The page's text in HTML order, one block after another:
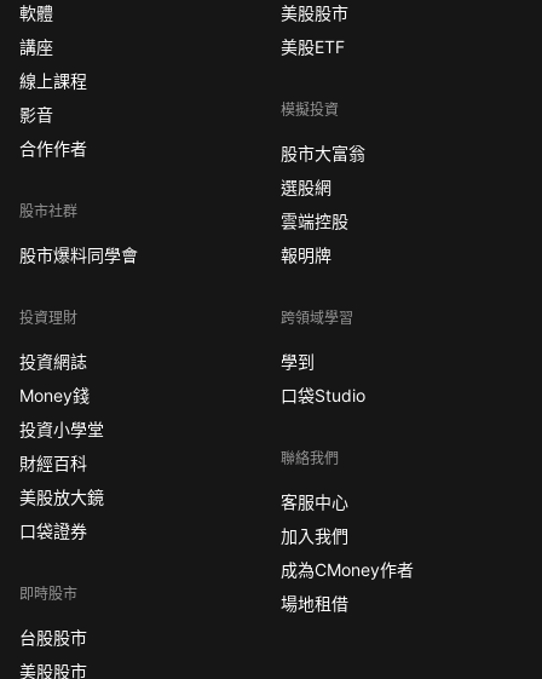
軟體
講座
線上課程
影音
合作作者
股市社群
股市爆料同學會
投資理財
投資網誌
Money錢
投資小學堂
財經百科
美股放大鏡
口袋證券
即時股市
台股股市
美股股市
美股股市
美股ETF
模擬投資
股市大富翁
選股網
雲端控股
報明牌
跨領域學習
學到
口袋Studio
聯絡我們
客服中心
加入我們
成為CMoney作者
場地租借